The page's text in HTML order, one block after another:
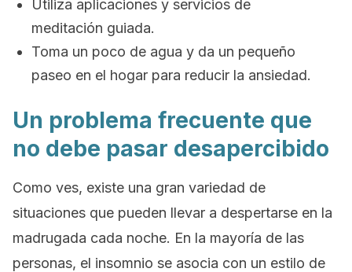
Utiliza aplicaciones y servicios de
meditación guiada.
Toma un poco de agua y da un pequeño
paseo en el hogar para reducir la ansiedad.
Un problema frecuente que
no debe pasar desapercibido
Como ves, existe una gran variedad de
situaciones que pueden llevar a despertarse en la
madrugada cada noche. En la mayoría de las
personas, el insomnio se asocia con un estilo de